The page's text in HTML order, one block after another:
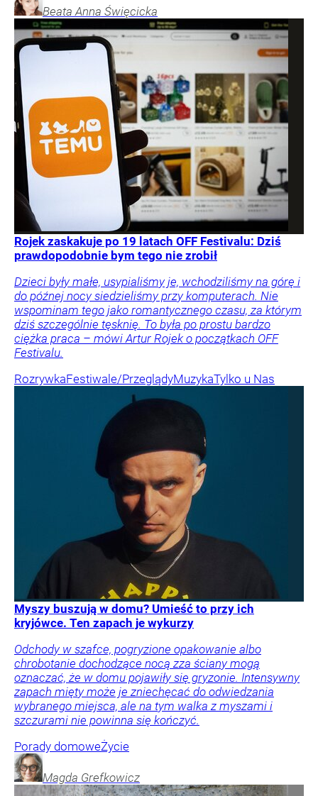
Beata Anna Święcicka
Rojek zaskakuje po 19 latach OFF Festivalu: Dziś
prawdopodobnie bym tego nie zrobił
Dzieci były małe, usypialiśmy je, wchodziliśmy na górę i
do późnej nocy siedzieliśmy przy komputerach. Nie
wspominam tego jako romantycznego czasu, za którym
dziś szczególnie tęsknię. To była po prostu bardzo
ciężka praca – mówi Artur Rojek o początkach OFF
Festivalu.
RozrywkaFestiwale/PrzeglądyMuzykaTylko u Nas
Myszy buszują w domu? Umieść to przy ich
kryjówce. Ten zapach je wykurzy
Odchody w szafce, pogryzione opakowanie albo
chrobotanie dochodzące nocą zza ściany mogą
oznaczać, że w domu pojawiły się gryzonie. Intensywny
zapach mięty może je zniechęcać do odwiedzania
wybranego miejsca, ale na tym walka z myszami i
szczurami nie powinna się kończyć.
Porady domoweŻycie
Magda Grefkowicz